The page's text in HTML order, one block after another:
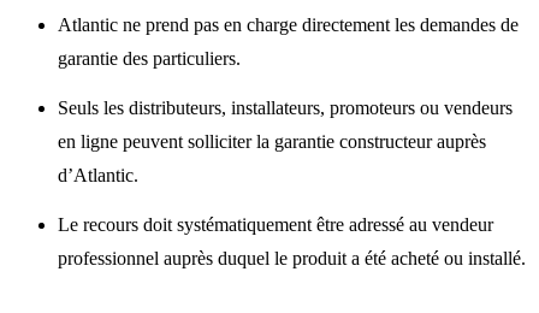
Atlantic ne prend pas en charge directement les demandes de
garantie des particuliers.
Seuls les distributeurs, installateurs, promoteurs ou vendeurs
en ligne peuvent solliciter la garantie constructeur auprès
d’Atlantic.
Le recours doit systématiquement être adressé au vendeur
professionnel auprès duquel le produit a été acheté ou installé.